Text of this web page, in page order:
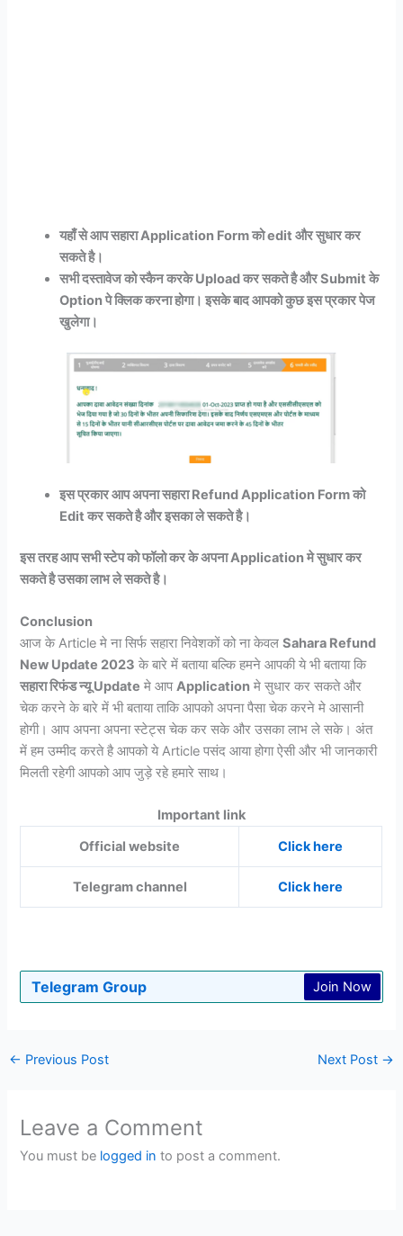
यहाँ से आप सहारा Application Form को edit और सुधार कर
सकते है।
सभी दस्तावेज को स्कैन करके Upload कर सकते है और Submit के
Option पे क्लिक करना होगा। इसके बाद आपको कुछ इस प्रकार पेज
खुलेगा।
इस प्रकार आप अपना सहारा Refund Application Form को
Edit कर सकते है और इसका ले सकते है।
इस तरह आप सभी स्टेप को फॉलो कर के अपना Application मे सुधार कर
सकते है उसका लाभ ले सकते है।
Conclusion
आज के Article मे ना सिर्फ सहारा निवेशकों को ना केवलSahara Refund
New Update 2023 के बारे में बताया बल्कि हमने आपकी ये भी बताया कि
सहारा रिफंड न्यू Update मे आपApplication मे सुधार कर सकते और
चेक करने के बारे में भी बताया ताकि आपको अपना पैसा चेक करने मे आसानी
होगी। आप अपना अपना स्टेट्स चेक कर सके और उसका लाभ ले सके। अंत
में हम उम्मीद करते है आपको ये Article पसंद आया होगा ऐसी और भी जानकारी
मिलती रहेगी आपको आप जुड़े रहे हमारे साथ।
Important link
Official website
Click here
Telegram channel Click here
Telegram Group Join Now
← Previous Post Next Post →
Leave a Comment
You must be logged in to post a comment.